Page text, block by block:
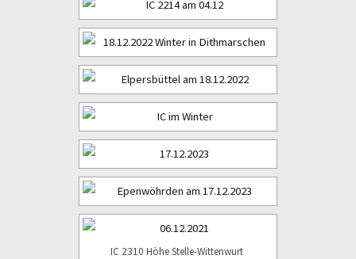
IC 2310 Höhe Stelle-Wittenwurt